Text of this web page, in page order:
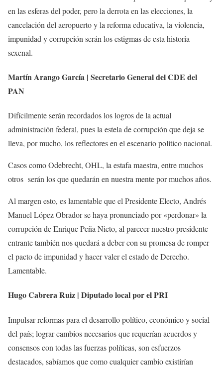
en las esferas del poder, pero la derrota en las elecciones, la
cancelación del aeropuerto y la reforma educativa, la violencia,
impunidad y corrupción serán los estigmas de esta historia
sexenal.
Martín Arango García | Secretario General del CDE del
PAN
Difícilmente serán recordados los logros de la actual
administración federal, pues la estela de corrupción que deja se
lleva, por mucho, los reflectores en el escenario político nacional.
Casos como Odebrecht, OHL, la estafa maestra, entre muchos
otros serán los que quedarán en nuestra mente por muchos años.
Al margen esto, es lamentable que el Presidente Electo, Andrés
Manuel López Obrador se haya pronunciado por «perdonar» la
corrupción de Enrique Peña Nieto, al parecer nuestro presidente
entrante también nos quedará a deber con su promesa de romper
el pacto de impunidad y hacer valer el estado de Derecho.
Lamentable.
Hugo Cabrera Ruiz | Diputado local por el PRI
Impulsar reformas para el desarrollo político, económico y social
del país; lograr cambios necesarios que requerían acuerdos y
consensos con todas las fuerzas políticas, son esfuerzos
destacados, sabíamos que como cualquier cambio existirían